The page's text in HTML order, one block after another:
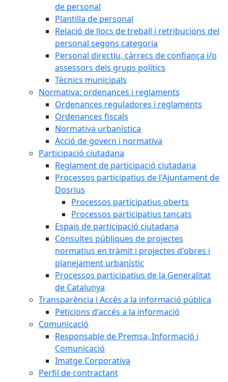
de personal
Plantilla de personal
Relació de llocs de treball i retribucions del
personal segons categoria
Personal directiu, càrrecs de confiança i/o
assessors dels grups polítics
Tècnics municipals
Normativa: ordenances i reglaments
Ordenances reguladores i reglaments
Ordenances fiscals
Normativa urbanística
Acció de govern i normativa
Participació ciutadana
Reglament de participació ciutadana
Processos participatius de l'Ajuntament de
Dosrius
Processos participatius oberts
Processos participatius tancats
Espais de participació ciutadana
Consultes públiques de projectes
normatius en tràmit i projectes d'obres i
planejament urbanístic
Processos participatius de la Generalitat
de Catalunya
Transparència i Accés a la informació pública
Peticions d'accés a la informació
Comunicació
Responsable de Premsa, Informació i
Comunicació
Imatge Corporativa
Perfil de contractant